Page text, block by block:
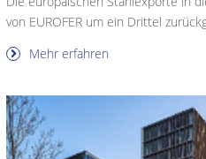
von EUROFER um ein Drittel
Mehr erfahren